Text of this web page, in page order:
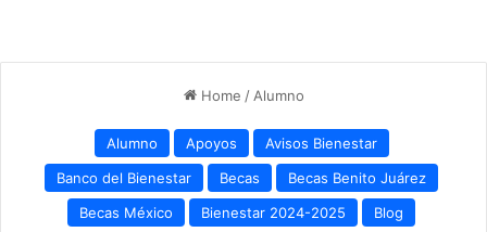
Home / Alumno
Alumno Apoyos
Avisos Bienestar
Banco del Bienestar
Becas
Becas Benito Juárez
Becas México
Bienestar 2024-2025
Blog